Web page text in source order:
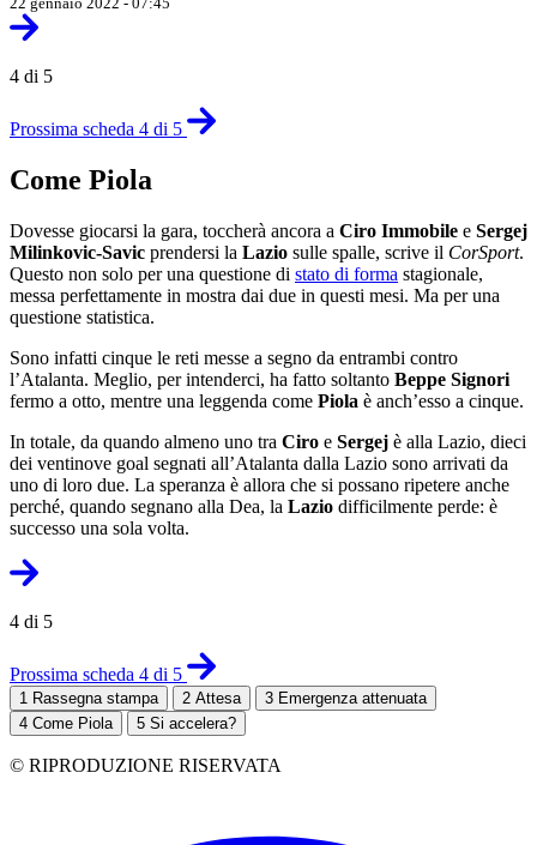
4 di 5
Prossima scheda 4 di 5
Come Piola
Dovesse giocarsi la gara, toccherà ancora a Ciro Immobile e Sergej
Milinkovic-Savic prendersi la Lazio sulle spalle, scrive il CorSport.
Questo non solo per una questione di stato di forma stagionale,
messa perfettamente in mostra dai due in questi mesi. Ma per una
questione statistica.
Sono infatti cinque le reti messe a segno da entrambi contro
l’Atalanta. Meglio, per intenderci, ha fatto soltanto Beppe Signori
fermo a otto, mentre una leggenda come Piola è anch’esso a cinque.
In totale, da quando almeno uno tra Ciro e Sergej è alla Lazio, dieci
dei ventinove goal segnati all’Atalanta dalla Lazio sono arrivati da
uno di loro due. La speranza è allora che si possano ripetere anche
perché, quando segnano alla Dea, la Lazio difficilmente perde: è
successo una sola volta.
4 di 5
Prossima scheda 4 di 5
1 Rassegna stampa 2 Attesa 3 Emergenza attenuata
4 Come Piola 5 Si accelera?
© RIPRODUZIONE RISERVATA